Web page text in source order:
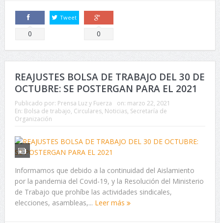
Comparte
0
Tweet
Comparte
0
REAJUSTES BOLSA DE TRABAJO DEL 30 DE
OCTUBRE: SE POSTERGAN PARA EL 2021
Publicado por: Prensa Luz y Fuerza on: marzo 22, 2021
En: Bolsa de trabajo, Circulares, Noticias, Secretaría de
Organización
Informamos que debido a la continuidad del Aislamiento
por la pandemia del Covid-19, y la Resolución del Ministerio
de Trabajo que prohíbe las actividades sindicales,
elecciones, asambleas,... Leer más